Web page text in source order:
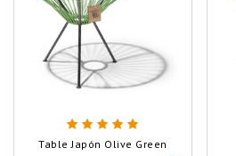
Table Japón Olive Green